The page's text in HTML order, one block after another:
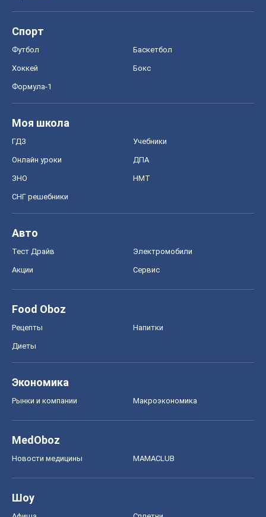
Спорт
Футбол Баскетбол
Хоккей Бокс
Формула-1
Моя школа
ГДЗ Учебники
Онлайн уроки ДПА
ЗНО НМТ
СНГ решебники
Авто
Тест Драйв Электромобили
Акции Сервис
Food Oboz
Рецепты Напитки
Диеты
Экономика
Рынки и компании Mакроэкономика
MedOboz
Новости медицины MAMACLUB
Шоу